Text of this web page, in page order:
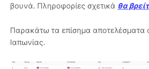
βουνά. Πληροφορίες σχετικά θα
Παρακάτω τα επίσημα αποτελέσματα
Ιαπωνίας.